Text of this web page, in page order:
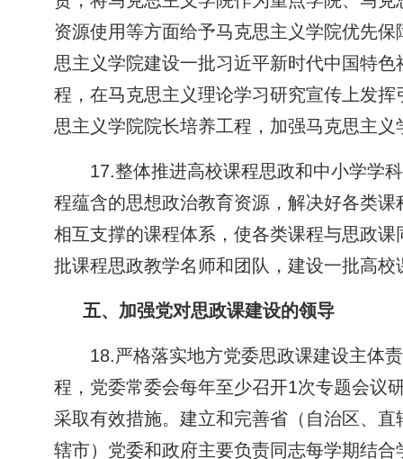
资源使用等方面给予马克思主义学院优先
思主义学院建设一批习近平新时代中国特
程，在马克思主义理论学习研究宣传上发
思主义学院院长培养工程，加强马克思主
17.整体推进高校课程思政和中小学学
程蕴含的思想政治教育资源，解决好各类
相互支撑的课程体系，使各类课程与思政
批课程思政教学名师和团队，建设一批高
五、加强党对思政课建设的领导
18.严格落实地方党委思政课建设主体
程，党委常委会每年至少召开1次专题会议
采取有效措施。建立和完善省（自治区、
辖市）党委和政府主要负责同志每学期结